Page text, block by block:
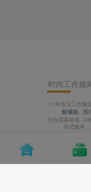
时尚工作服
11年专注工作服
酸碱服、医
符合国家标准（
问式服务
友链申请免责